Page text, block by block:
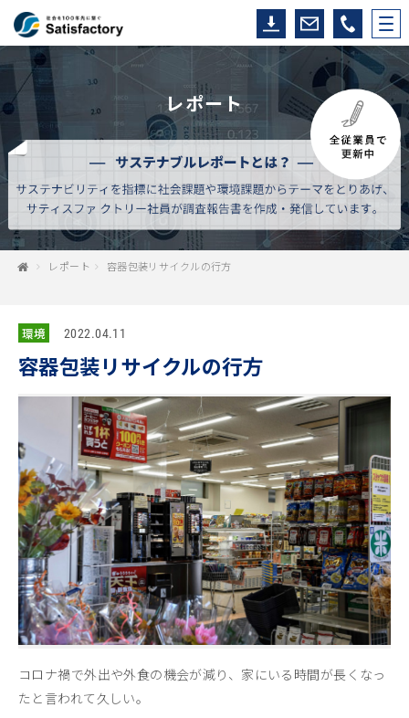
レポート
レポート 容器包装リサイクルの行方
環境 2022.04.11
容器包装リサイクルの行方
コロナ禍で外出や外食の機会が減り、家にいる時間が長くなっ
たと言われて久しい。